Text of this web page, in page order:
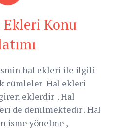
Konu
ismin hal ekleri ile ilgili
cümleler Hal ekleri
eklerdir . Hal
de denilmektedir . Hal
isme yönelme ,